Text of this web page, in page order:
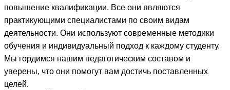
повышение квалификации. Все они являются
практикующими специалистами по своим видам
деятельности. Они используют современные методики
обучения и индивидуальный подход к каждому студенту.
Мы гордимся нашим педагогическим составом и
уверены, что они помогут вам достичь поставленных
целей.